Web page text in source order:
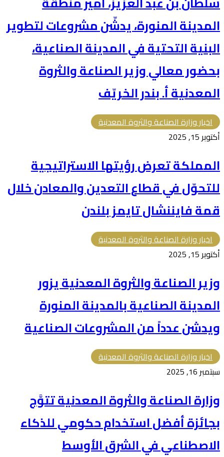
المدينة المنورة، يدشّن مشروعات لتطوير
البنية التحتية في المدينة الصناعية،
بحضور معالي وزير الصناعة والثروة
المعدنية أ. بندر الخريّف
اخبار وزارة الصناعة والثروة المعدنية
أكتوبر 15, 2025
المملكة تعرض رؤيتها الاستراتيجية
للتحوّل في قطاع التعدين والمعادن خلال
قمة فايننشال تايمز بلندن
اخبار وزارة الصناعة والثروة المعدنية
أكتوبر 15, 2025
وزير الصناعة والثروة المعدنية يزور
المدينة الصناعية بالمدينة المنورة
ويدشن عدداً من المشروعات الصناعية
اخبار وزارة الصناعة والثروة المعدنية
سبتمبر 16, 2025
وزارة الصناعة والثروة المعدنية تتوَّج
بجائزة أفضل استخدام حكومي للذكاء
الاصطناعي في الشرق الأوسط